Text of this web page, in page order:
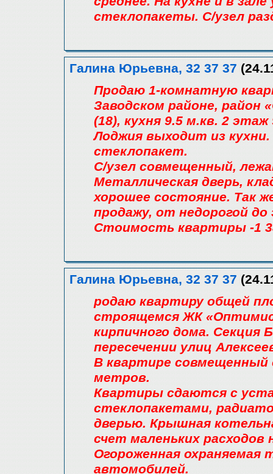
стеклопакеты. С/узел
Галина Юрьевна, 32 37 37
Продаю 1-комнатную
Заводском районе,
(18), кухня 9.5 м.кв. 2
Лоджия выходит из
стеклопакет.
С/узел совмещенный,
Металлическая дверь,
хорошее состояние. Так
продажу, от недорогой
Стоимость квартиры -1
Галина Юрьевна, 32 37 37
родаю квартиру общей
строящемся ЖК
кирпичного дома. Секция
пересечении улиц
В квартире совмещенный
метров.
Квартиры сдаются с
стеклопакетами,
дверью. Крышная
счет маленьких
Огороженная охраняемая
автомобилей.